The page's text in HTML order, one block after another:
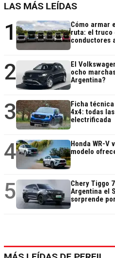
LAS MÁS LEÍDAS
1
Cómo armar
ruta: el truco
conductores
2
El
ocho
Argentina?
3
Ficha
4x4: todas
electrificada
4
Honda WR-V
modelo
5
Chery Tiggo
Argentina el
sorprende